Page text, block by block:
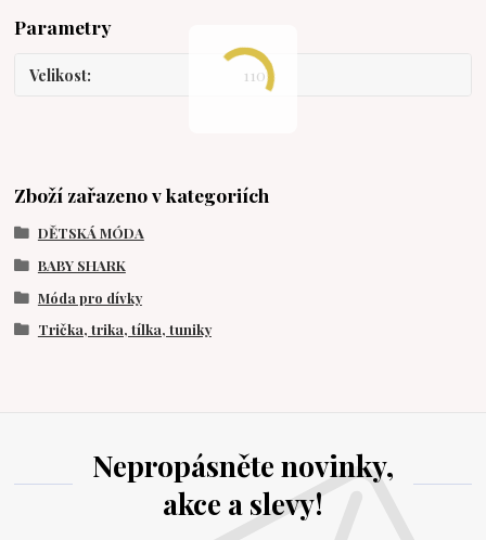
Parametry
Velikost 110
Zboží zařazeno v kategoriích
DĚTSKÁ MÓDA
BABY SHARK
Móda pro dívky
Trička, trika, tílka, tuniky
Nepropásněte novinky,
akce a slevy!